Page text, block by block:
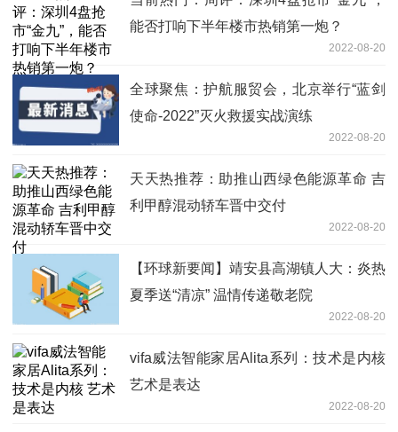
能否打响下半年楼市热销第一炮？
2022-08-20
全球聚焦：护航服贸会，北京举行“蓝剑
使命-2022”灭火救援实战演练
2022-08-20
天天热推荐：助推山西绿色能源革命 吉
利甲醇混动轿车晋中交付
2022-08-20
【环球新要闻】靖安县高湖镇人大：炎热
夏季送“清凉” 温情传递敬老院
2022-08-20
vifa威法智能家居Alita系列：技术是内核
艺术是表达
2022-08-20